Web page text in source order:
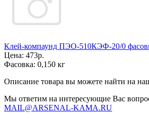
Клей-компаунд ПЭО-510КЭФ-20/0
Цена: 473р.
Фасовка: 0,150 кг
Описание товара вы можете найти на
Мы ответим на интересующие Вас
MAIL@ARSENAL-KAMA.RU